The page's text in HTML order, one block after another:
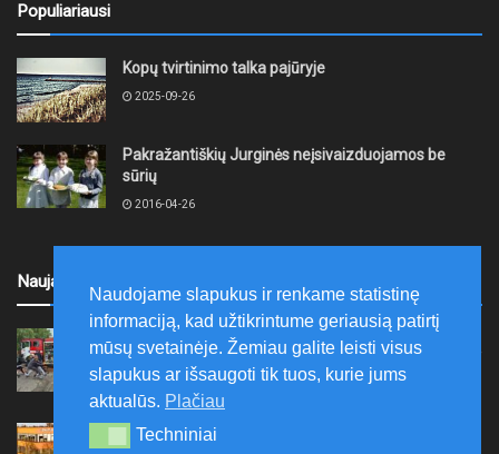
Populiariausi
Kopų tvirtinimo talka pajūryje
2025-09-26
Pakražantiškių Jurginės neįsivaizduojamos be
sūrių
2016-04-26
Naujausi
Akmenės rajone jau devintus metus
organizuojama vaikų prevencinė stovykla „Aš galiu“
Telšių rajone projektas – skatinti pradedančiųjų
Naudojame slapukus ir renkame statistinę
informaciją, kad užtikrintume geriausią patirtį
mūsų svetainėje. Žemiau galite leisti visus
slapukus ar išsaugoti tik tuos, kurie jums
aktualūs. Plačiau
Techniniai
Techniniai